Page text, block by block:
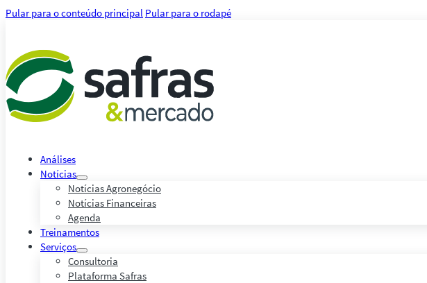
Pular para o conteúdo principal Pular para o rodapé
Análises
Notícias
Notícias Agronegócio
Notícias Financeiras
Agenda
Treinamentos
Serviços
Consultoria
Plataforma Safras